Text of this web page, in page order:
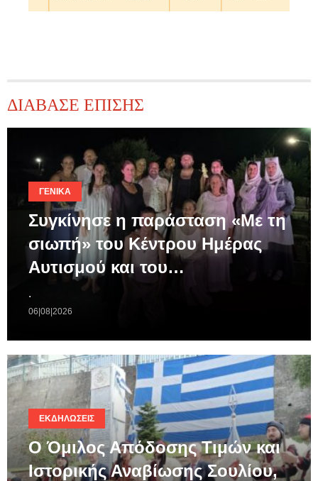
ΔΙΑΒΑΣΕ ΕΠΙΣΗΣ
ΓΕΝΙΚΆ
Συγκίνησε η παράσταση «Με τη
σιωπή» του Κέντρου Ημέρας
Αυτισμού και του…
.
06|08|2026
ΕΚΔΗΛΏΣΕΙΣ
Ο Όμιλος Απόδοσης Τιμών και
Ιστορικής Αναβίωσης Σουλίου,